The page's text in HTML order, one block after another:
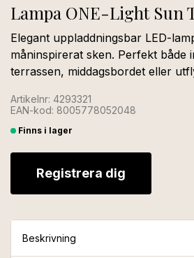
Lampa ONE-Light Sun
Elegant uppladdningsbar LED-
måninspirerat sken. Perfekt både
terrassen, middagsbordet eller
Artikelnr: 4293321
EAN-kod: 8005778052048
Finns i lager
Registrera dig
Beskrivning